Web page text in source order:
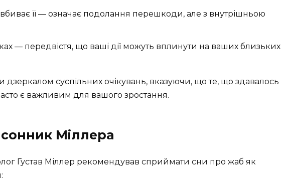
її — означає подолання перешкоди, але з внутрішньою
— передвістя, що ваші дії можуть вплинути на ваших близьких
дзеркалом суспільних очікувань, вказуючи, що те, що здавалось
є важливим для вашого зростання.
Міллера
Густав Міллер рекомендував сприймати сни про жаб як